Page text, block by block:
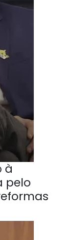
à
pelo